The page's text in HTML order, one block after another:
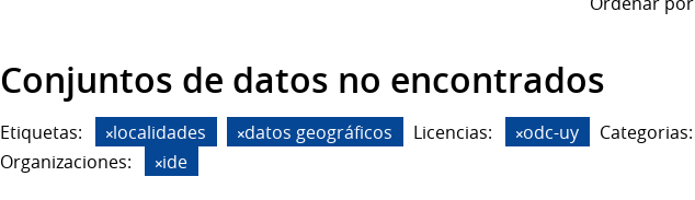
Conjuntos de datos no encontrados
Etiquetas: localidades datos geográficos Licencias: odc-uy Categorias:
Organizaciones:
ide